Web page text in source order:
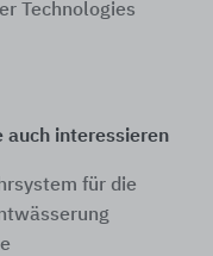
Technologies
auch interessieren
für die